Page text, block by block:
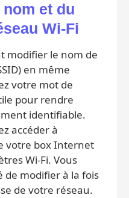
et du
Wi-Fi
modifier le nom de
en même
votre mot de
pour rendre
identifiable.
accéder à
votre box Internet
Wi-Fi. Vous
de modifier à la fois
de votre réseau.